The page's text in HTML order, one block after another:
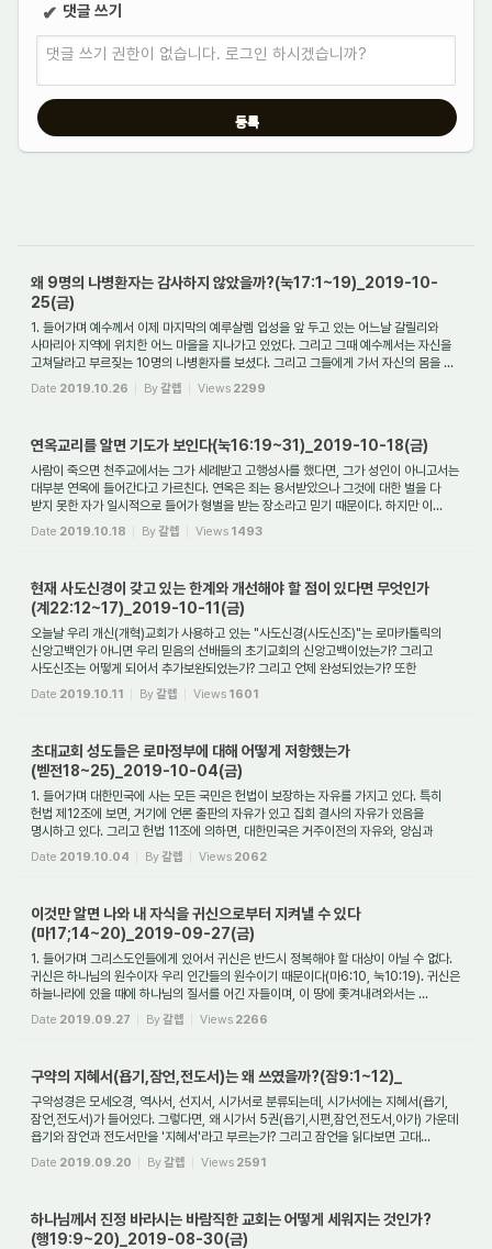
✔ 댓글 쓰기
댓글 쓰기 권한이 없습니다. 로그인 하시겠습니까?
왜 9명의 나병환자는 감사하지 않았을까?(눅17:1~19)_2019-10-
25(금)
1. 들어가며 예수께서 이제 마지막의 예루살렘 입성을 앞 두고 있는 어느날 갈릴리와
사마리아 지역에 위치한 어느 마을을 지나가고 있었다. 그리고 그때 예수께서는 자신을
고쳐달라고 부르짖는 10명의 나병환자를 보셨다. 그리고 그들에게 가서 자신의 몸을 ...
Date 2019.10.26 By갈렙 Views 2299
연옥교리를 알면 기도가 보인다(눅16:19~31)_2019-10-18(금)
사람이 죽으면 천주교에서는 그가 세례받고 고행성사를 했다면, 그가 성인이 아니고서는
대부분 연옥에 들어간다고 가르친다. 연옥은 죄는 용서받았으나 그것에 대한 벌을 다
받지 못한 자가 일시적으로 들어가 형벌을 받는 장소라고 믿기 때문이다. 하지만 이...
Date 2019.10.18 By갈렙 Views 1493
현재 사도신경이 갖고 있는 한계와 개선해야 할 점이 있다면 무엇인가
(계22:12~17)_2019-10-11(금)
오늘날 우리 개신(개혁)교회가 사용하고 있는 "사도신경(사도신조)"는 로마카톨릭의
신앙고백인가 아니면 우리 믿음의 선배들의 초기교회의 신앙고백이었는가? 그리고
사도신조는 어떻게 되어서 추가보완되었는가? 그리고 언제 완성되었는가? 또한
로마카톨릭(...
Date 2019.10.11 By갈렙 Views 1601
초대교회 성도들은 로마정부에 대해 어떻게 저항했는가
(벧전18~25)_2019-10-04(금)
1. 들어가며 대한민국에 사는 모든 국민은 헌법이 보장하는 자유를 가지고 있다. 특히
헌법 제12조에 보면, 거기에 언론 출판의 자유가 있고 집회 결사의 자유가 있음을
명시하고 있다. 그리고 헌법 11조에 의하면, 대한민국은 거주이전의 자유와, 양심과
종교...
Date 2019.10.04 By갈렙 Views 2062
이것만 알면 나와 내 자식을 귀신으로부터 지켜낼 수 있다
(마17;14~20)_2019-09-27(금)
1. 들어가며 그리스도인들에게 있어서 귀신은 반드시 정복해야 할 대상이 아닐 수 없다.
귀신은 하나님의 원수이자 우리 인간들의 원수이기 때문이다(마6:10, 눅10:19). 귀신은
하늘나라에 있을 때에 하나님의 질서를 어긴 자들이며, 이 땅에 좇겨내려와서는 ...
Date 2019.09.27 By갈렙 Views 2266
구약의 지혜서(욥기,잠언,전도서)는 왜 쓰였을까?(잠9:1~12)_
구약성경은 모세오경, 역사서, 선지서, 시가서로 분류되는데, 시가서에는 지혜서(욥기,
잠언,전도서)가 들어있다. 그렇다면, 왜 시가서 5권(욥기,시편,잠언,전도서,아가) 가운데
욥기와 잠언과 전도서만을 '지혜서'라고 부르는가? 그리고 잠언을 읽다보면 고대...
Date 2019.09.20 By갈렙 Views 2591
하나님께서 진정 바라시는 바람직한 교회는 어떻게 세워지는 것인가?
(행19:9~20)_2019-08-30(금)